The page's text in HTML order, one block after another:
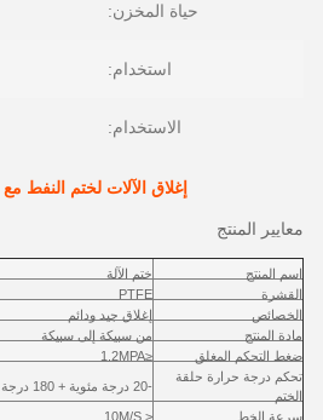
حياة المخزن:
استخدام:
الاستخدام:
إغلاق الآلات لختم النفط
معايير المنتج
اسم المنتج
ختم الآلة
القشرة
PTFE
الخصائص
إغلاق جيد ودائم
مادة المنتج
من سبيكة إلى سبيكة
ضغط التحكم المغلق
≤1.2MPA
تحكم درجة حرارة حلقة
الختم
-20 درجة مئوية + 180 درجة مئوية
سرعة الخط < 10M/S